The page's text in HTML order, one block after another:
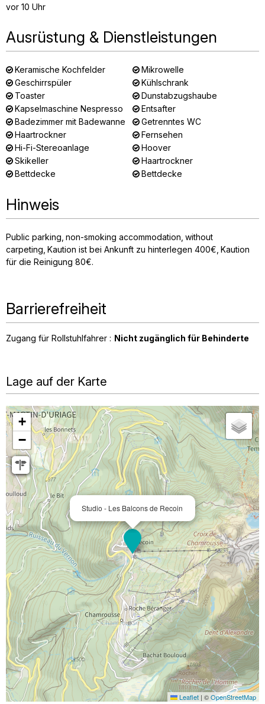
vor 10 Uhr
Ausrüstung & Dienstleistungen
Keramische Kochfelder
Mikrowelle
Geschirrspüler
Kühlschrank
Toaster
Dunstabzugshaube
Kapselmaschine Nespresso
Entsafter
Badezimmer mit Badewanne
Getrenntes WC
Haartrockner
Fernsehen
Hi-Fi-Stereoanlage
Hoover
Skikeller
Haartrockner
Bettdecke
Bettdecke
Hinweis
Public parking non-smoking accommodation without
carpeting Kaution ist bei Ankunft zu hinterlegen 400€ Kaution
für die Reinigung 80€
Barrierefreiheit
Zugang für Rollstuhlfahrer : Nicht zugänglich für Behinderte
Lage auf der Karte
Studio - Les Balcons de Recoin
+
−
Leaflet | ©OpenStreetMap